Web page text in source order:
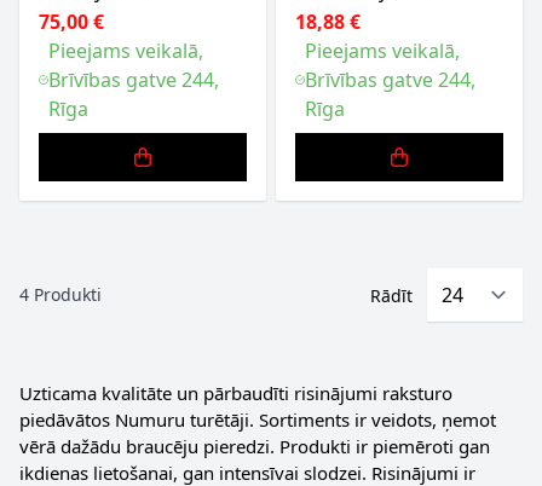
75,00 €
Pieejams veikalā,
Brīvības gatve 244,
Rīga
18,88 €
Pieejams veikalā,
Brīvības gatve 244,
Rīga
4 Produkti Rādīt
Uzticama kvalitāte un pārbaudīti risinājumi raksturo
piedāvātos Numuru turētāji. Sortiments ir veidots, ņemot
vērā dažādu braucēju pieredzi. Produkti ir piemēroti gan
ikdienas lietošanai, gan intensīvai slodzei. Risinājumi ir